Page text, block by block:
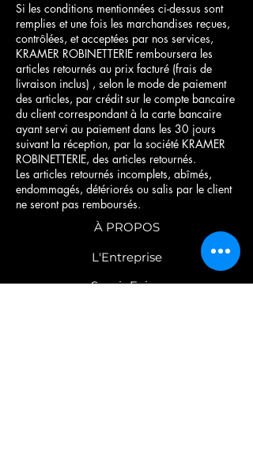
Si les conditions mentionnées ci-dessus sont
remplies et une fois les marchandises reçues,
contrôlées, et acceptées par nos services,
KRAMER ROBINETTERIE remboursera les
articles retournés au prix facturé (frais de
livraison inclus) , selon le mode de paiement
des articles, par crédit sur le compte bancaire
du client correspondant à la carte bancaire
ayant servi au paiement dans les 30 jours
suivant la réception, par la société KRAMER
ROBINETTERIE, des articles retournés.
Les articles retournés incomplets, abîmés,
endommagés, détériorés ou salis par le client
ne seront pas remboursés.
À PROPOS
L'Entreprise
Savoir Faire